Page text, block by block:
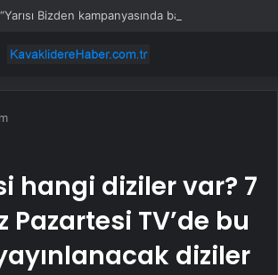
hangi diziler var? 7
Pazartesi TV’de bu
diziler